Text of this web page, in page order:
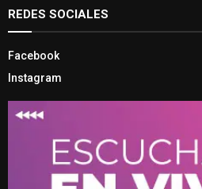
REDES SOCIALES
Facebook
Instagram